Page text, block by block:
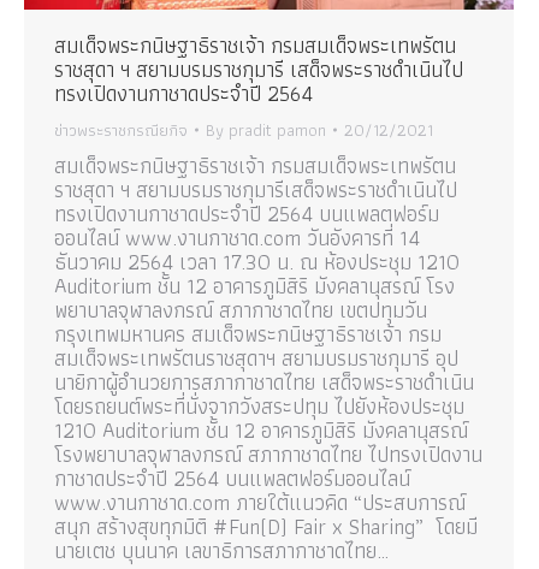
สมเด็จพระกนิษฐาธิราชเจ้า กรมสมเด็จพระเทพรัตน
ราชสุดา ฯ สยามบรมราชกุมารี เสด็จพระราชดำเนินไป
ทรงเปิดงานกาชาดประจำปี 2564
ข่าวพระราชกรณียกิจ By pradit pamon 20/12/2021
สมเด็จพระกนิษฐาธิราชเจ้า กรมสมเด็จพระเทพรัตน
ราชสุดา ฯ สยามบรมราชกุมารีเสด็จพระราชดำเนินไป
ทรงเปิดงานกาชาดประจำปี 2564 บนแพลตฟอร์ม
ออนไลน์ www.งานกาชาด.com วันอังคารที่ 14
ธันวาคม 2564 เวลา 17.30 น. ณ ห้องประชุม 1210
Auditorium ชั้น 12 อาคารภูมิสิริ มังคลานุสรณ์ โรง
พยาบาลจุฬาลงกรณ์ สภากาชาดไทย เขตปทุมวัน
กรุงเทพมหานคร สมเด็จพระกนิษฐาธิราชเจ้า กรม
สมเด็จพระเทพรัตนราชสุดาฯ สยามบรมราชกุมารี อุป
นายิกาผู้อำนวยการสภากาชาดไทย เสด็จพระราชดำเนิน
โดยรถยนต์พระที่นั่งจากวังสระปทุม ไปยังห้องประชุม
1210 Auditorium ชั้น 12 อาคารภูมิสิริ มังคลานุสรณ์
โรงพยาบาลจุฬาลงกรณ์ สภากาชาดไทย ไปทรงเปิดงาน
กาชาดประจำปี 2564 บนแพลตฟอร์มออนไลน์
www.งานกาชาด.com ภายใต้แนวคิด “ประสบการณ์
สนุก สร้างสุขทุกมิติ #Fun(D) Fair x Sharing” โดยมี
นายเตช บุนนาค เลขาธิการสภากาชาดไทย…